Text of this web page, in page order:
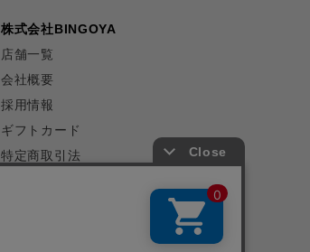
株式会社BINGOYA
店舗一覧
会社概要
採用情報
ギフトカード
特定商取引法